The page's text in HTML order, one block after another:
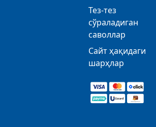
Тез-тез
сўраладиган
саволлар
Сайт ҳақидаги
шарҳлар